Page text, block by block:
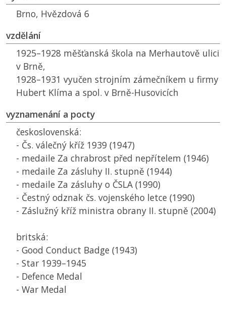
Brno, Hvězdová 6
vzdělání
1925–1928 měšťanská škola na Merhautově ulici
v Brně,
1928–1931 vyučen strojním zámečníkem u firmy
Hubert Klíma a spol. v Brně-Husovicích
vyznamenání a pocty
československá:
- Čs. válečný kříž 1939 (1947)
- medaile Za chrabrost před nepřítelem (1946)
- medaile Za zásluhy II. stupně (1944)
- medaile Za zásluhy o ČSLA (1990)
- Čestný odznak čs. vojenského letce (1990)
- Záslužný kříž ministra obrany II. stupně (2004)
britská:
- Good Conduct Badge (1943)
- Star 1939–1945
- Defence Medal
- War Medal